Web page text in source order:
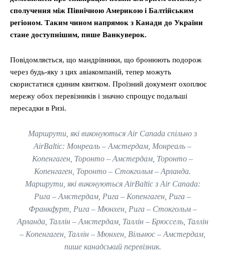
сполучення між Північною Америкою і Балтійським
регіоном. Таким чином напрямок з Канади до України
стане доступнішим, пише Ванкуверок.
Повідомляється, що мандрівники, що бронюють подорож
через будь-яку з цих авіакомпаній, тепер можуть
скористатися єдиним квитком. Проїзний документ охоплює
мережу обох перевізників і значно спрощує подальші
пересадки в Ризі.
Маршрути, які виконуються Air Canada спільно з
AirBaltic: Монреаль – Амстердам, Монреаль –
Копенгаген, Торонто – Амстердам, Торонто –
Копенгаген, Торонто – Стокгольм – Арланда.
Маршрути, які виконуються AirBaltic з Air Canada:
Рига – Амстердам, Рига – Копенгаген, Рига –
Франкфурт, Рига – Мюнхен, Рига – Стокгольм –
Арланда, Таллін – Амстердам, Таллін – Брюссель, Таллін
– Копенгаген, Таллін – Мюнхен, Вільнюс – Амстердам,
пише канадський перевізник.